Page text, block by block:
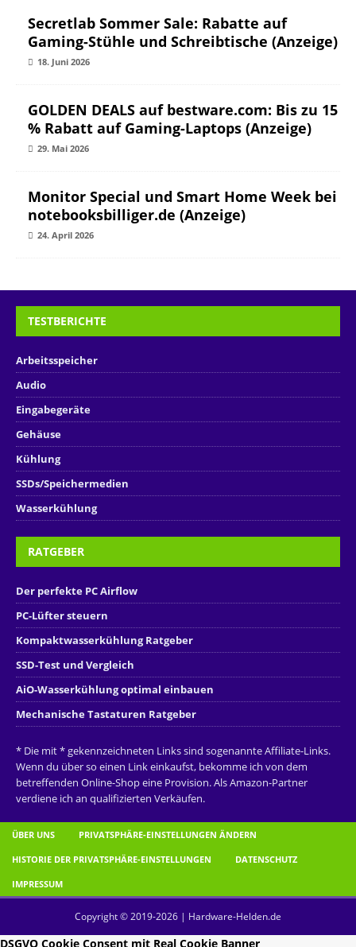
Secretlab Sommer Sale: Rabatte auf
Gaming-Stühle und Schreibtische (Anzeige)
18. Juni 2026
GOLDEN DEALS auf bestware.com: Bis zu 15
% Rabatt auf Gaming-Laptops (Anzeige)
29. Mai 2026
Monitor Special und Smart Home Week bei
notebooksbilliger.de (Anzeige)
24. April 2026
TESTBERICHTE
Arbeitsspeicher
Audio
Eingabegeräte
Gehäuse
Kühlung
SSDs/Speichermedien
Wasserkühlung
RATGEBER
Der perfekte PC Airflow
PC-Lüfter steuern
Kompaktwasserkühlung Ratgeber
SSD-Test und Vergleich
AiO-Wasserkühlung optimal einbauen
Mechanische Tastaturen Ratgeber
* Die mit * gekennzeichneten Links sind sogenannte Affiliate-Links.
Wenn du über so einen Link einkaufst, bekomme ich von dem
betreffenden Online-Shop eine Provision. Als Amazon-Partner
verdiene ich an qualifizierten Verkäufen.
ÜBER UNS PRIVATSPHÄRE-EINSTELLUNGEN ÄNDERN
HISTORIE DER PRIVATSPHÄRE-EINSTELLUNGEN DATENSCHUTZ
IMPRESSUM
Copyright © 2019-2026 | Hardware-Helden.de
DSGVO Cookie Consent mit Real Cookie Banner